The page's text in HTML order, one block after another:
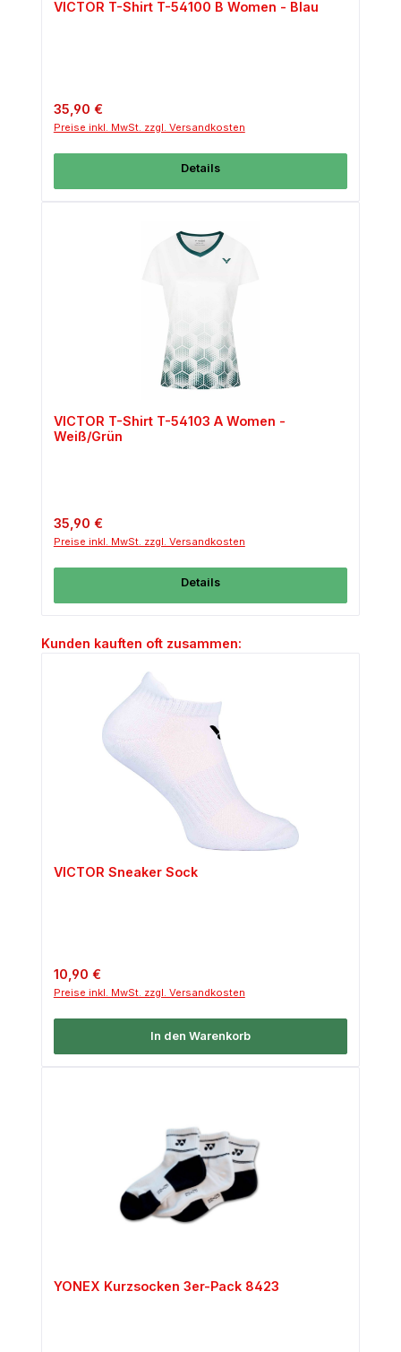
VICTOR T-Shirt T-54100 B Women - Blau
Regulärer Preis:
35,90 €
Preise inkl. MwSt. zzgl. Versandkosten
Details
VICTOR T-Shirt T-54103 A Women -
Weiß/Grün
Regulärer Preis:
35,90 €
Preise inkl. MwSt. zzgl. Versandkosten
Details
Produktgalerie überspringen
Kunden kauften oft zusammen:
VICTOR Sneaker Sock
Regulärer Preis:
10,90 €
Preise inkl. MwSt. zzgl. Versandkosten
In den Warenkorb
YONEX Kurzsocken 3er-Pack 8423